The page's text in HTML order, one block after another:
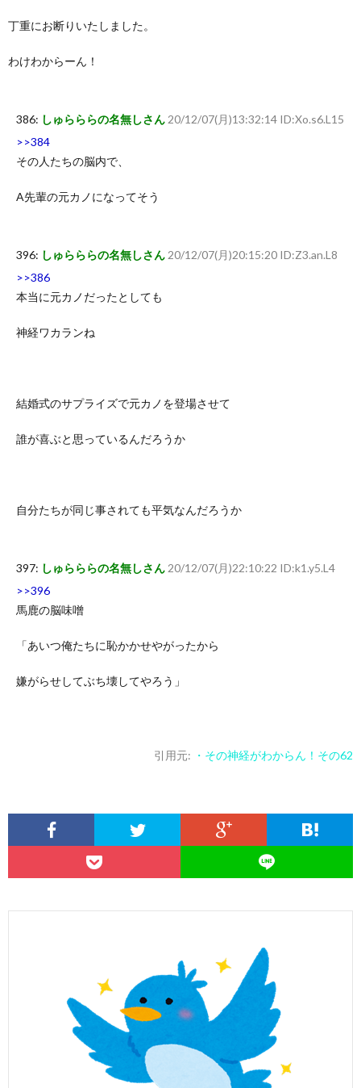
丁重にお断りいたしました。
わけわからーん！
386: しゅらららの名無しさん 20/12/07(月)13:32:14 ID:Xo.s6.L15
>>384
その人たちの脳内で、
A先輩の元カノになってそう
396: しゅらららの名無しさん 20/12/07(月)20:15:20 ID:Z3.an.L8
>>386
本当に元カノだったとしても
神経ワカランね
結婚式のサプライズで元カノを登場させて
誰が喜ぶと思っているんだろうか
自分たちが同じ事されても平気なんだろうか
397: しゅらららの名無しさん 20/12/07(月)22:10:22 ID:k1.y5.L4
>>396
馬鹿の脳味噌
「あいつ俺たちに恥かかせやがったから
嫌がらせしてぶち壊してやろう」
引用元: ・その神経がわからん！その62